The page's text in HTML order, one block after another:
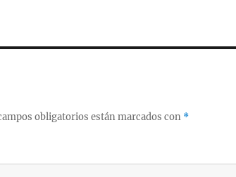
obligatorios están marcados con *